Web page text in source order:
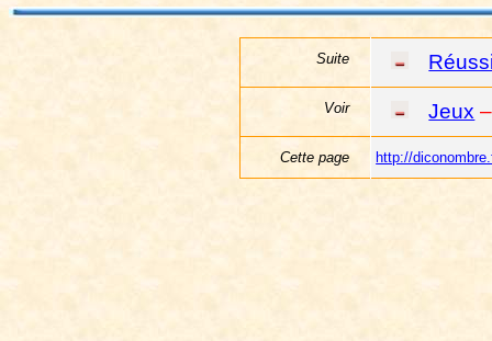
Suite
Voir Jeux
Cette page http://